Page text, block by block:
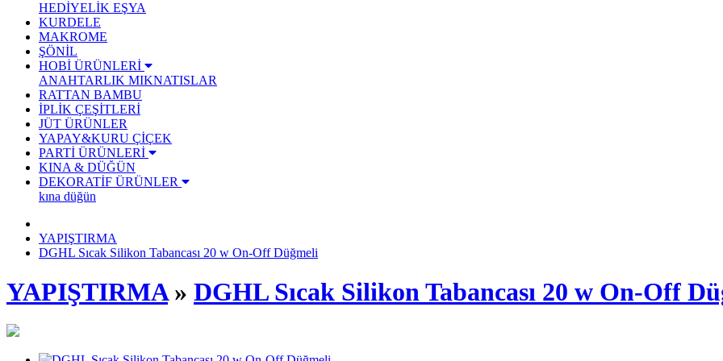
HEDİYELİK EŞYA
KURDELE
MAKROME
ŞÖNİL
HOBİ ÜRÜNLERİ
ANAHTARLIK MIKNATISLAR
RATTAN BAMBU
İPLİK ÇEŞİTLERİ
JÜT ÜRÜNLER
YAPAY&KURU ÇİÇEK
PARTİ ÜRÜNLERİ
KINA & DÜĞÜN
DEKORATİF ÜRÜNLER
kına düğün
YAPIŞTIRMA
DGHL Sıcak Silikon Tabancası 20 w On-Off Düğmeli
YAPIŞTIRMA» DGHL Sıcak Silikon Tabancası 20 w On-Off